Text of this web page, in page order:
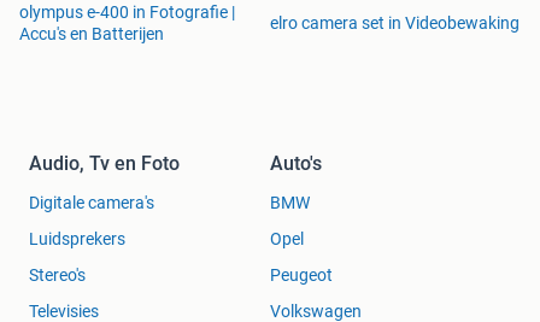
olympus e-400 in Fotografie |
Accu's en Batterijen
elro camera set in Videobewaking
Audio, Tv en Foto
Digitale camera's
Luidsprekers
Stereo's
Televisies
Auto's
BMW
Opel
Peugeot
Volkswagen